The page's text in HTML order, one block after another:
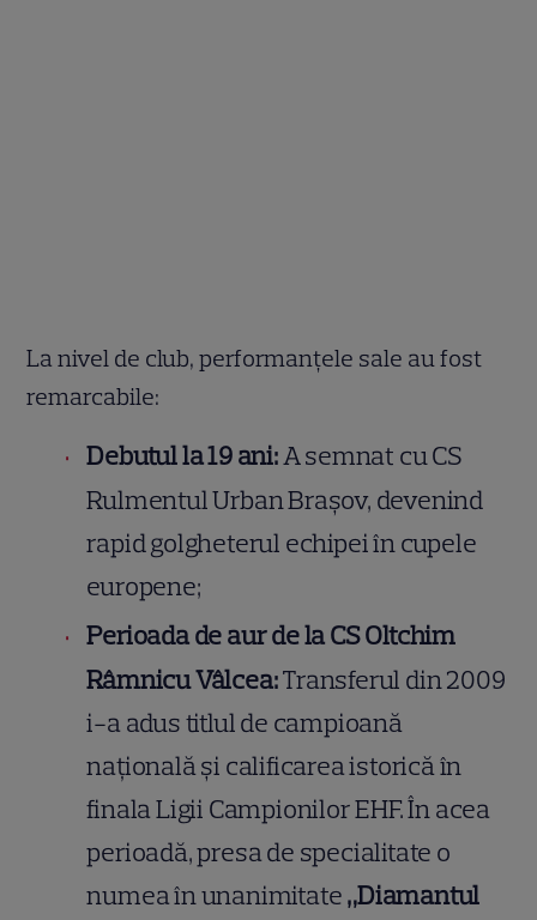
La nivel de club, performanțele sale au fost
remarcabile:
Debutul la 19 ani:A semnat cu CS
Rulmentul Urban Brașov, devenind
rapid golgheterul echipei în cupele
europene;
Perioada de aur de la CS Oltchim
Râmnicu Vâlcea:Transferul din 2009
i-a adus titlul de campioană
națională și calificarea istorică în
finala Ligii Campionilor EHF. În acea
perioadă, presa de specialitate o
numea în unanimitate„Diamantul